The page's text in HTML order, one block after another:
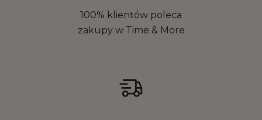
100% klientów poleca
zakupy w Time & More